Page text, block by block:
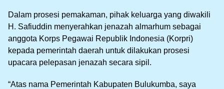
Dalam prosesi pemakaman, pihak keluarga yang diwakili
H. Safiuddin menyerahkan jenazah almarhum sebagai
anggota Korps Pegawai Republik Indonesia (Korpri)
kepada pemerintah daerah untuk dilakukan prosesi
upacara pelepasan jenazah secara sipil.
“Atas nama Pemerintah Kabupaten Bulukumba, saya